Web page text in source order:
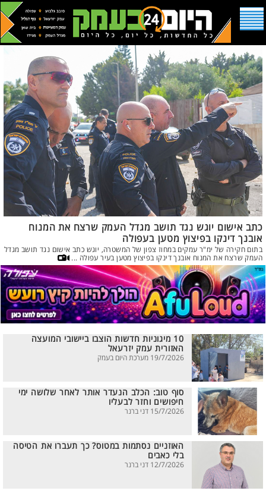
כתב אישום יוגש נגד תושב מגדל העמק שרצח את המנוח
אובנך דינקו בפיצוץ מטען בעפולה
בתום חקירה של ימ"ר עמקים במחוז צפון של המשטרה, יוגש כתב אישום נגד תושב מגדל
העמק שרצח את המנוח אובנך דינקו בפיצוץ מטען בעיר עפולה ...
10 מיגוניות חדשות הוצבו ביישובי המועצה
האזורית עמק יזרעאל
19/7/2026 מערכת היום בעמק
סוף טוב: הכלב הנעדר אותר לאחר שלושה ימי
חיפושים וחזר לבעליו
15/7/2026 דני ברנר
האוזניים נסתמות במטוס? כך תעברו את הטיסה
בלי כאבים
12/7/2026 דני ברנר